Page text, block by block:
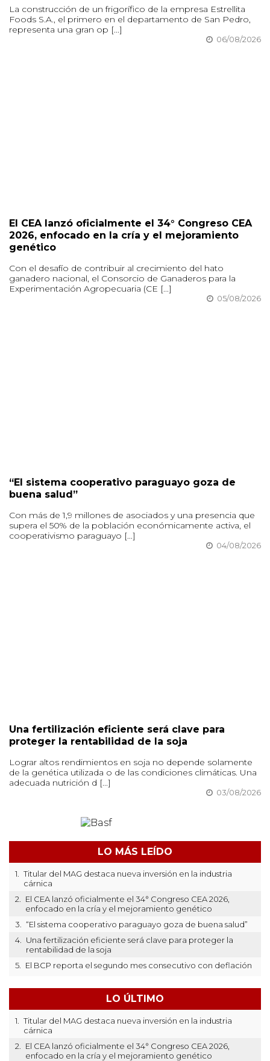
La construcción de un frigorífico de la empresa Estrellita
Foods S.A., el primero en el departamento de San Pedro,
representa una gran op [...]
06/08/2026
El CEA lanzó oficialmente el 34° Congreso CEA
2026, enfocado en la cría y el mejoramiento
genético
Con el desafío de contribuir al crecimiento del hato
ganadero nacional, el Consorcio de Ganaderos para la
Experimentación Agropecuaria (CE [...]
05/08/2026
“El sistema cooperativo paraguayo goza de
buena salud”
Con más de 1,9 millones de asociados y una presencia que
supera el 50% de la población económicamente activa, el
cooperativismo paraguayo [...]
04/08/2026
Una fertilización eficiente será clave para
proteger la rentabilidad de la soja
Lograr altos rendimientos en soja no depende solamente
de la genética utilizada o de las condiciones climáticas. Una
adecuada nutrición d [...]
03/08/2026
LO MÁS LEÍDO
1.
Titular del MAG destaca nueva inversión en la industria
cárnica
2.
El CEA lanzó oficialmente el 34° Congreso CEA 2026,
enfocado en la cría y el mejoramiento genético
3.
“El sistema cooperativo paraguayo goza de buena salud”
4.
Una fertilización eficiente será clave para proteger la
rentabilidad de la soja
5.
El BCP reporta el segundo mes consecutivo con deflación
LO ÚLTIMO
1.
Titular del MAG destaca nueva inversión en la industria
cárnica
2.
El CEA lanzó oficialmente el 34° Congreso CEA 2026,
enfocado en la cría y el mejoramiento genético